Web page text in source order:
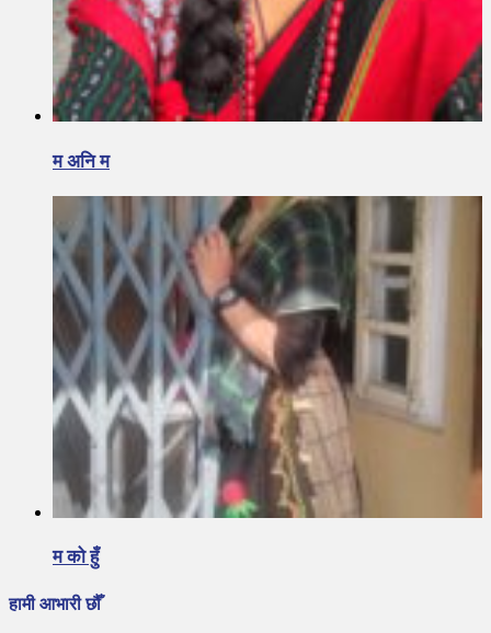
म अनि म
म को हुँ
हामी आभारी छौँ